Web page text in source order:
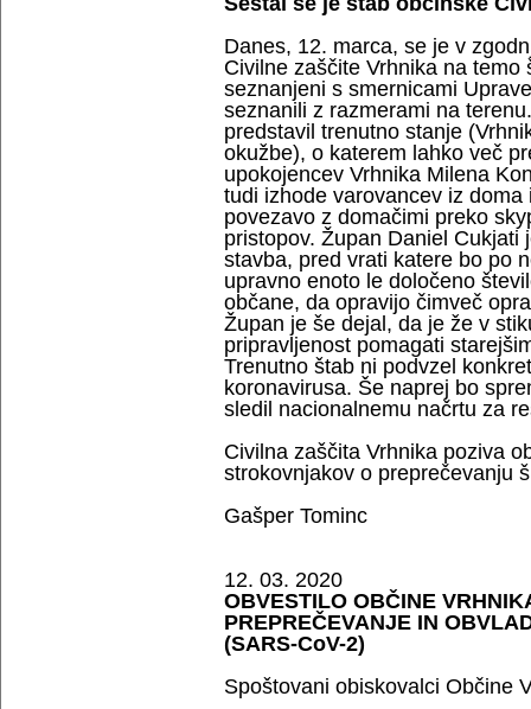
Danes, 12. marca, se je v
Civilne zaščite Vrhnika na
seznanjeni s smernicami
seznanili z razmerami na
predstavil trenutno stanje
okužbe), o katerem lahko več
upokojencev Vrhnika Milena
tudi izhode varovancev iz
povezavo z domačimi preko
pristopov. Župan Daniel
stavba, pred vrati katere bo po
upravno enoto le določeno
občane, da opravijo čimveč
Župan je še dejal, da je že v
pripravljenost pomagati
Trenutno štab ni podvzel
koronavirusa. Še naprej bo
sledil nacionalnemu načrtu za
Civilna zaščita Vrhnika poziva
strokovnjakov o preprečevanju
Gašper Tominc
12. 03. 2020
OBVESTILO OBČINE
PREPREČEVANJE IN
(SARS-CoV-2)
Spoštovani obiskovalci Občine